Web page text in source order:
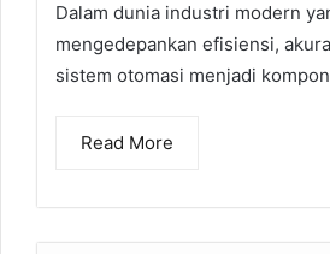
Dalam dunia industri modern
mengedepankan efisiensi,
sistem otomasi menjadi
Read More